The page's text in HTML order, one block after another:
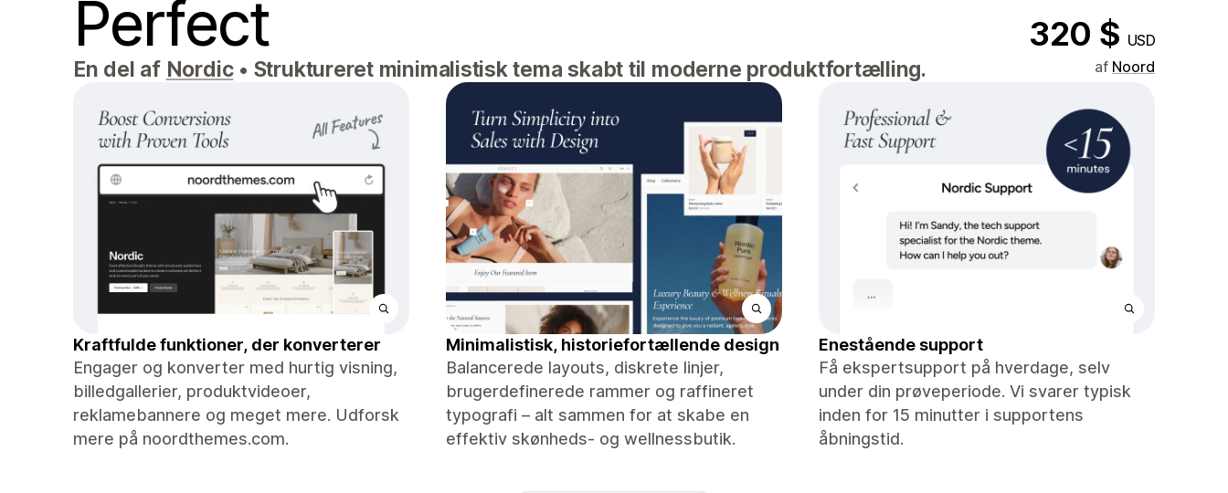
Perfect 320 $ USD
En del af Nordic • Struktureret minimalistisk tema skabt til moderne produktfortælling. af Noord
Kraftfulde funktioner, der konverterer
Engager og konverter med hurtig visning,
billedgallerier, produktvideoer,
reklamebannere og meget mere. Udforsk
mere på noordthemes.com.
Minimalistisk, historiefortællende design
Balancerede layouts, diskrete linjer,
brugerdefinerede rammer og raffineret
typografi – alt sammen for at skabe en
effektiv skønheds- og wellnessbutik.
Enestående support
Få ekspertsupport på hverdage, selv
under din prøveperiode. Vi svarer typisk
inden for 15 minutter i supportens
åbningstid.